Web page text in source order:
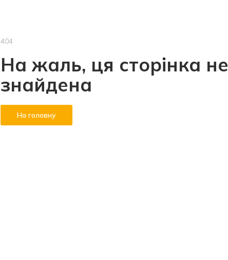
404
На жаль, ця сторінка не
знайдена
На головну